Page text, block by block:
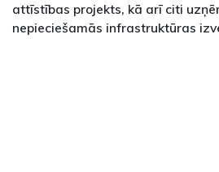
attīstības projekts, kā arī citi
nepieciešamās infrastruktūras